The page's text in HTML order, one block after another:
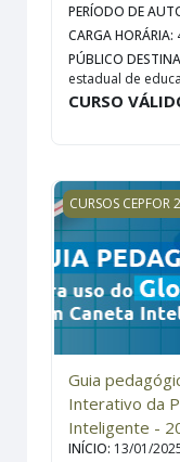
PERÍODO DE
CARGA HORÁRIA:
PÚBLICO
estadual de
CURSO
Guia
CURSOS CEPFOR
Guia
Interativo da
Inteligente -
INÍCIO: 13/01/